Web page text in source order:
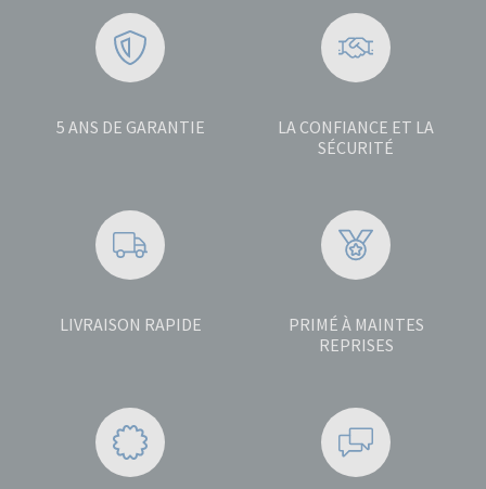
5 ANS DE GARANTIE
LA CONFIANCE ET LA
SÉCURITÉ
LIVRAISON RAPIDE
PRIMÉ À MAINTES
REPRISES